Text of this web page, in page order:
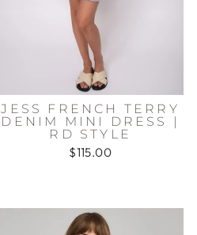
JESS FRENCH TERRY
DENIM MINI DRESS |
RD STYLE
$115.00